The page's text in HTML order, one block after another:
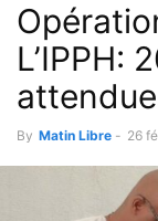
L’IPPH:
By Matin Libre - 26